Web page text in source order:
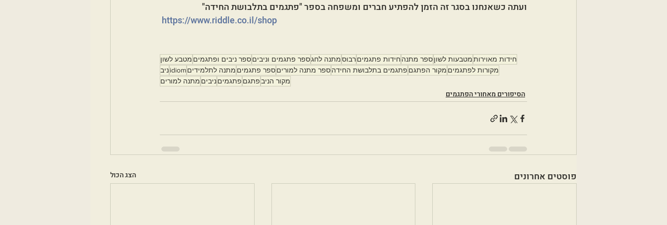
ועתה כשאנחנו בסגר זה הזמן להפתיע חברים ומשפחה בספר "פתגמים בתלבושת החידה"
https://www.riddle.co.il/shop
חידות מאוירותמטבעות לשוןספר מתנה חידות פתגמיםרבוסמתנה לחגספר פתגמים וניביםספר ניבים ופתגמים מטבע לשון
מקורות לפתגמים מקור הפתגם פתגמים בתלבושת החידהספר מתנה למוריםספר פתגמים מתנה לתלמידיםidiomניב
מקור הניבפתגם פתגמיםניבים מתנה למורים
הסיפורים מאחורי הפתגמים
פוסטים אחרונים הצג הכול